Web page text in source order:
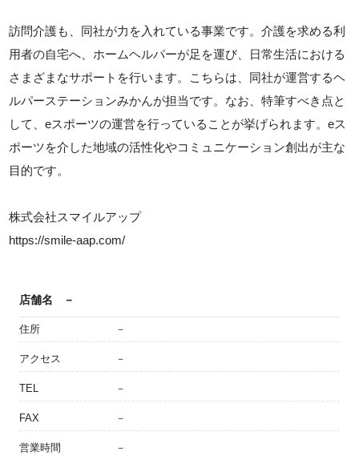
訪問介護も、同社が力を入れている事業です。介護を求める利
用者の自宅へ、ホームヘルパーが足を運び、日常生活における
さまざまなサポートを行います。こちらは、同社が運営するヘ
ルパーステーションみかんが担当です。なお、特筆すべき点と
して、eスポーツの運営を行っていることが挙げられます。eス
ポーツを介した地域の活性化やコミュニケーション創出が主な
目的です。
株式会社スマイルアップ
https://smile-aap.com/
店舗名 －
住所 －
アクセス －
TEL －
FAX －
営業時間 －